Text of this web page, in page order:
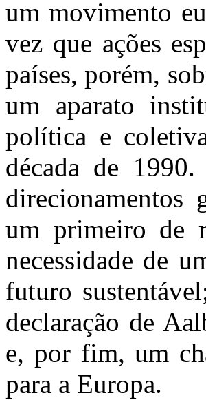
um movimento
vez que ações
países, porém,
um aparato
política e
década de
um primeiro de
necessidade de
futuro
declaração de
e, por fim, um
para a Europa.